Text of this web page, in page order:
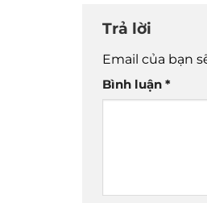
Trả lời
Email của bạn
Bình luận *